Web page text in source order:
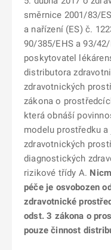
směrnice 2001/83/
a nařízení (ES) č.
90/385/EHS a 93/42/
poskytovatel
distributora
zdravotnických
zákona o
která obnáší
modelu prostředku
zdravotnických
diagnostických
rizikové třídy A.
péče je osvobozen
zdravotnické
odst. 3 zákona o
pouze činnost